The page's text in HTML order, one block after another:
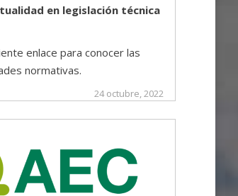
en legislación técnica
enlace para conocer las
normativas.
24 octubre, 2022